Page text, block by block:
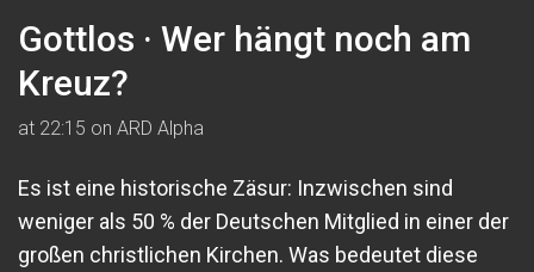
Gottlos · Wer hängt noch am
Kreuz?
at 22:15 on ARD Alpha
Es ist eine historische Zäsur: Inzwischen sind
weniger als 50 % der Deutschen Mitglied in einer der
großen christlichen Kirchen. Was bedeutet diese